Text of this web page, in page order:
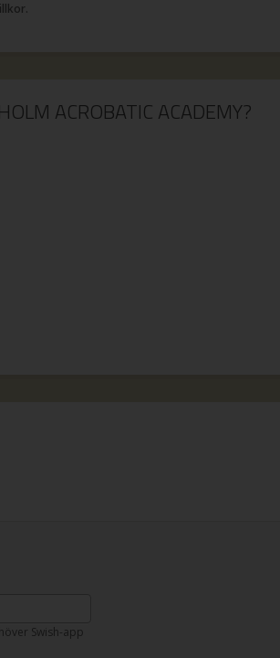
ACROBATIC ACADEMY?
Swish-app